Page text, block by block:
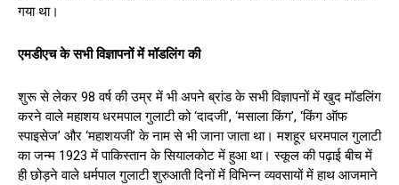
गया था।
एमडीएच के सभी विज्ञापनों में मॉडलिंग की
शुरू से लेकर 98 वर्ष की उम्र में भी अपने ब्रांड के सभी विज्ञापनों में खुद मॉडलिंग
करने वाले महाशय धरमपाल गुलाटी को ‘दादजी’, ‘मसाला किंग’, ‘किंग ऑफ
स्पाइसेज’ और ‘महाशयजी’ के नाम से भी जाना जाता था। मशहूर धरमपाल गुलाटी
का जन्म 1923 में पाकिस्तान के सियालकोट में हुआ था। स्कूल की पढ़ाई बीच में
ही छोड़ने वाले धर्मपाल गुलाटी शुरुआती दिनों में विभिन्न व्यवसायों में हाथ आजमाने